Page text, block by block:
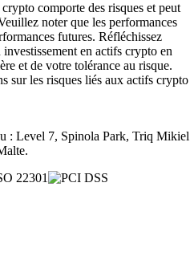
comporte des risques et peut
noter que les performances
futures. Réfléchissez
en actifs crypto en
et de votre tolérance au risque.
sur les risques liés aux actifs crypto
: Level 7, Spinola Park, Triq Mikiel